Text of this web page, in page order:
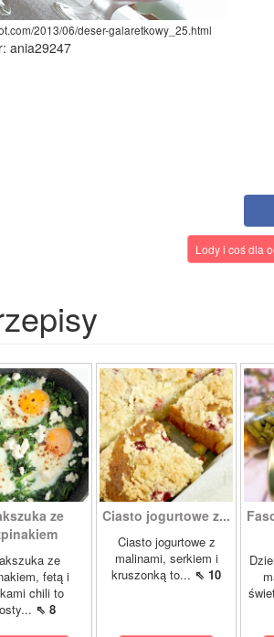
2013/06/deser-galaretkowy_25.html
ania29247
Lody i coś dla
ze
ze
fetą i
chili to
⇖ 8
Ciasto jogurtowe z...
Ciasto jogurtowe z
malinami, serkiem i
kruszonką to... ⇖ 10